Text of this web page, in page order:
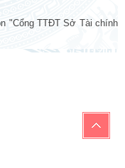
"Cổng TTĐT Sở Tài chính